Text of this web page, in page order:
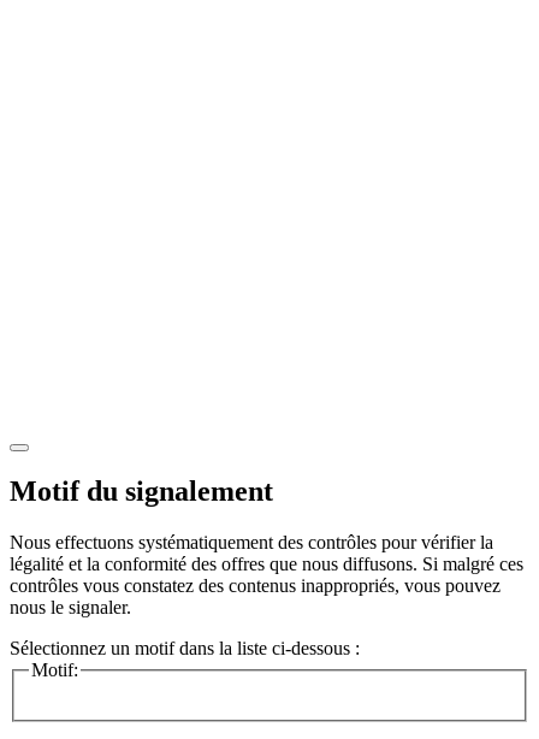
Motif du signalement
Nous effectuons systématiquement des contrôles pour vérifier la
légalité et la conformité des offres que nous diffusons. Si malgré ces
contrôles vous constatez des contenus inappropriés, vous pouvez
nous le signaler.
Sélectionnez un motif dans la liste ci-dessous :
Motif: